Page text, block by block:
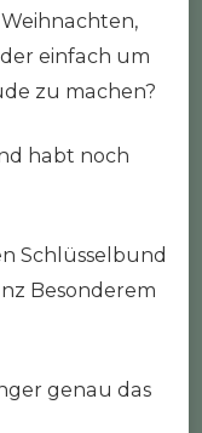
einfach um
zu machen?
habt noch
Schlüsselbund
Besonderem
genau das